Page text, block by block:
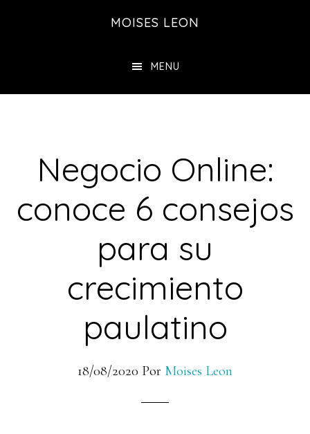
MOISES LEON
MENU
Negocio Online:
conoce 6 consejos
para su
crecimiento
paulatino
18/08/2020 Por Moises Leon